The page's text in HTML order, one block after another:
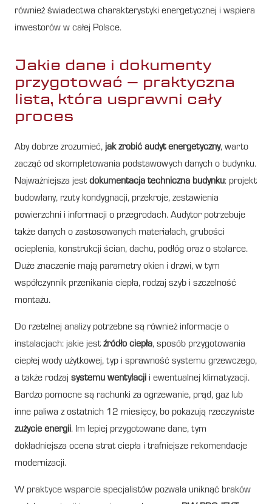
również świadectwa charakterystyki energetycznej i wspiera
inwestorów w całej Polsce.
Jakie dane i dokumenty
przygotować – praktyczna
lista, która usprawni cały
proces
Aby dobrze zrozumieć, jak zrobić audyt energetyczny, warto
zacząć od skompletowania podstawowych danych o budynku.
Najważniejsza jestdokumentacja techniczna budynku: projekt
budowlany, rzuty kondygnacji, przekroje, zestawienia
powierzchni i informacji o przegrodach. Audytor potrzebuje
także danych o zastosowanych materiałach, grubości
ocieplenia, konstrukcji ścian, dachu, podłóg oraz o stolarce.
Duże znaczenie mają parametry okien i drzwi, w tym
współczynnik przenikania ciepła, rodzaj szyb i szczelność
montażu.
Do rzetelnej analizy potrzebne są również informacje o
instalacjach: jakie jestźródło ciepła, sposób przygotowania
ciepłej wody użytkowej, typ i sprawność systemu grzewczego,
a także rodzaj systemu wentylacji i ewentualnej klimatyzacji.
Bardzo pomocne są rachunki za ogrzewanie, prąd, gaz lub
inne paliwa z ostatnich 12 miesięcy, bo pokazują rzeczywiste
zużycie energii. Im lepiej przygotowane dane, tym
dokładniejsza ocena strat ciepła i trafniejsze rekomendacje
modernizacji.
W praktyce wsparcie specjalistów pozwala uniknąć braków